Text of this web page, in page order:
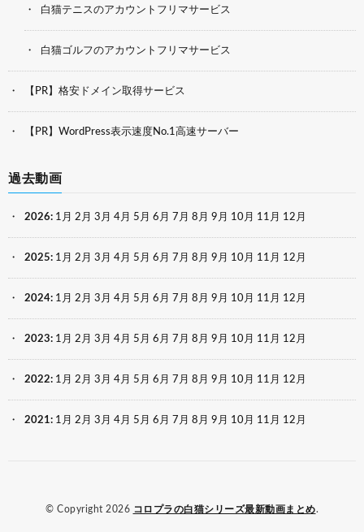
白猫テニスのアカウントフリマサービス
白猫ゴルフのアカウントフリマサービス
【PR】格安ドメイン取得サービス
【PR】WordPress表示速度No.1高速サーバー
過去動画
2026: 1月 2月 3月 4月 5月 6月 7月 8月 9月 10月 11月 12月
2025: 1月 2月 3月 4月 5月 6月 7月 8月 9月 10月 11月 12月
2024: 1月 2月 3月 4月 5月 6月 7月 8月 9月 10月 11月 12月
2023: 1月 2月 3月 4月 5月 6月 7月 8月 9月 10月 11月 12月
2022: 1月 2月 3月 4月 5月 6月 7月 8月 9月 10月 11月 12月
2021: 1月 2月 3月 4月 5月 6月 7月 8月 9月 10月 11月 12月
© Copyright 2026 コロプラの白猫シリーズ最新動画まとめ.